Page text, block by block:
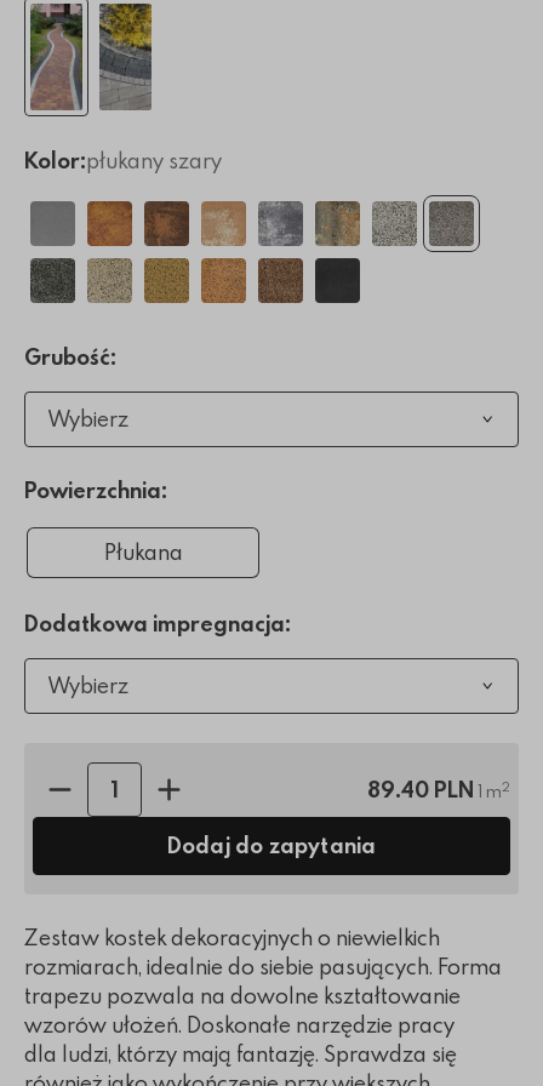
Kolor:płukany szary
Grubość:
Wybierz
Powierzchnia:
Płukana
Dodatkowa impregnacja:
Wybierz
Ilość sztuk: 89.40 PLN 1 m2
Dodaj do zapytania
Zestaw kostek dekoracyjnych o niewielkich
rozmiarach, idealnie do siebie pasujących. Forma
trapezu pozwala na dowolne kształtowanie
wzorów ułożeń. Doskonałe narzędzie pracy
dla ludzi, którzy mają fantazję. Sprawdza się